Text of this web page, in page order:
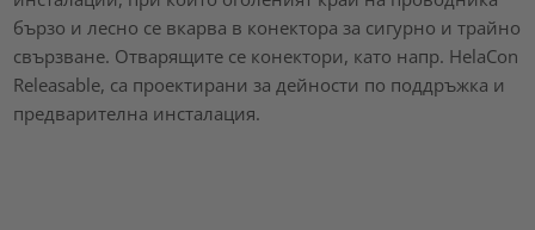
бързо и лесно се вкарва в конектора за сигурно и трайно
свързване. Отварящите се конектори, като напр. HelaCon
Releasable, са проектирани за дейности по поддръжка и
предварителна инсталация.